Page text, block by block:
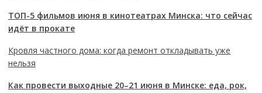
ТОП-5 фильмов июня в кинотеатрах Минска: что сейчас
идёт в прокате
Кровля частного дома: когда ремонт откладывать уже
нельзя
Как провести выходные 20–21 июня в Минске: еда, рок,